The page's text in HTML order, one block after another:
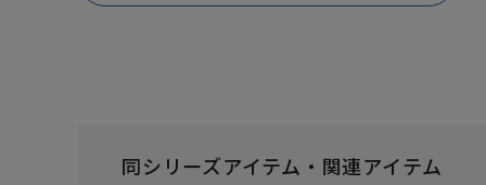
同シリーズアイテム・関連アイテム